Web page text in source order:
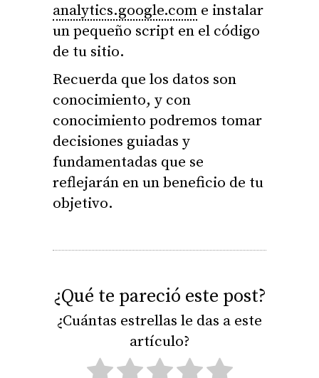
analytics.google.com e instalar
un pequeño script en el código
de tu sitio.
Recuerda que los datos son
conocimiento, y con
conocimiento podremos tomar
decisiones guiadas y
fundamentadas que se
reflejarán en un beneficio de tu
objetivo.
¿Qué te pareció este post?
¿Cuántas estrellas le das a este
artículo?